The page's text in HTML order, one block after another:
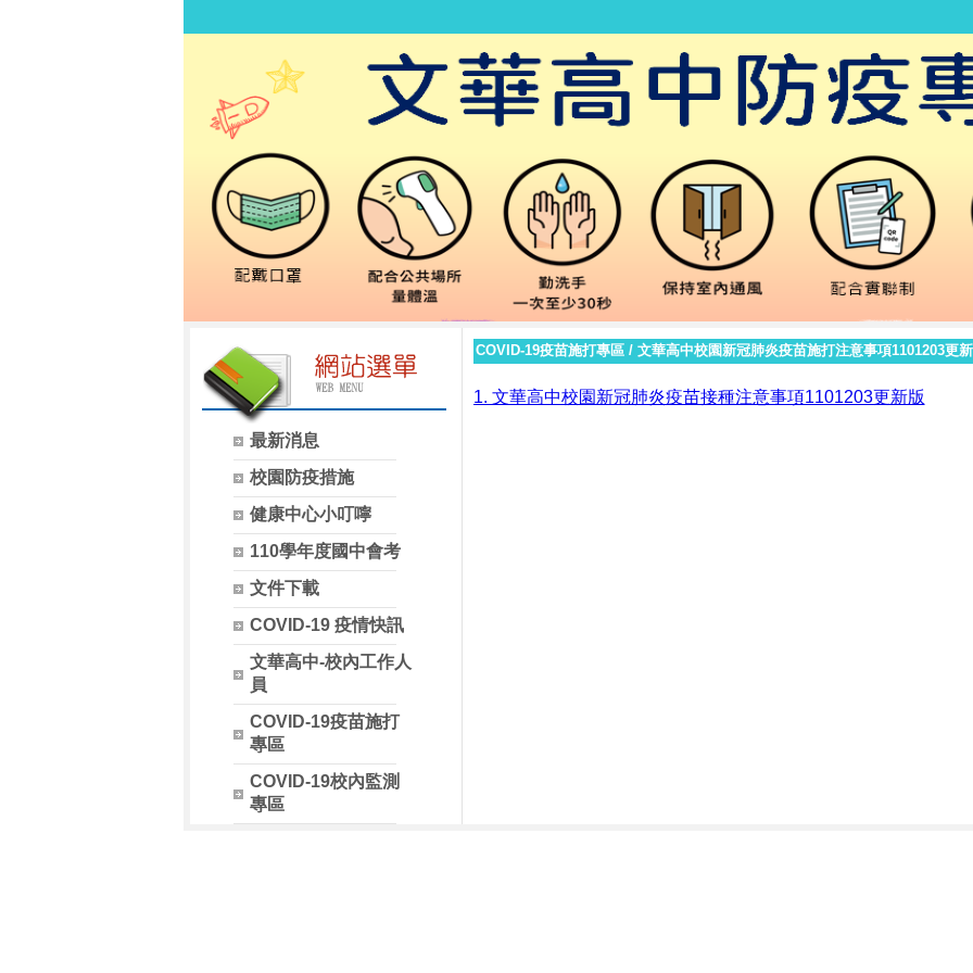
最新消息
校園防疫措施
健康中心小叮嚀
110學年度國中會考
文件下載
COVID-19 疫情快訊
文華高中-校內工作人
員
COVID-19疫苗施打
專區
COVID-19校內監測
專區
COVID-19疫苗施打專區/ 文華高中校園新冠肺炎疫苗施打注意事項1101203更
1. 文華高中校園新冠肺炎疫苗接種注意事項1101203更新版